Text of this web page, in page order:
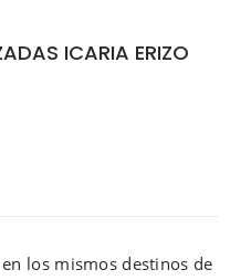
ICARIA ERIZO
los mismos destinos de